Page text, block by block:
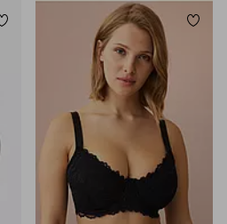
Tilføj til favoritter